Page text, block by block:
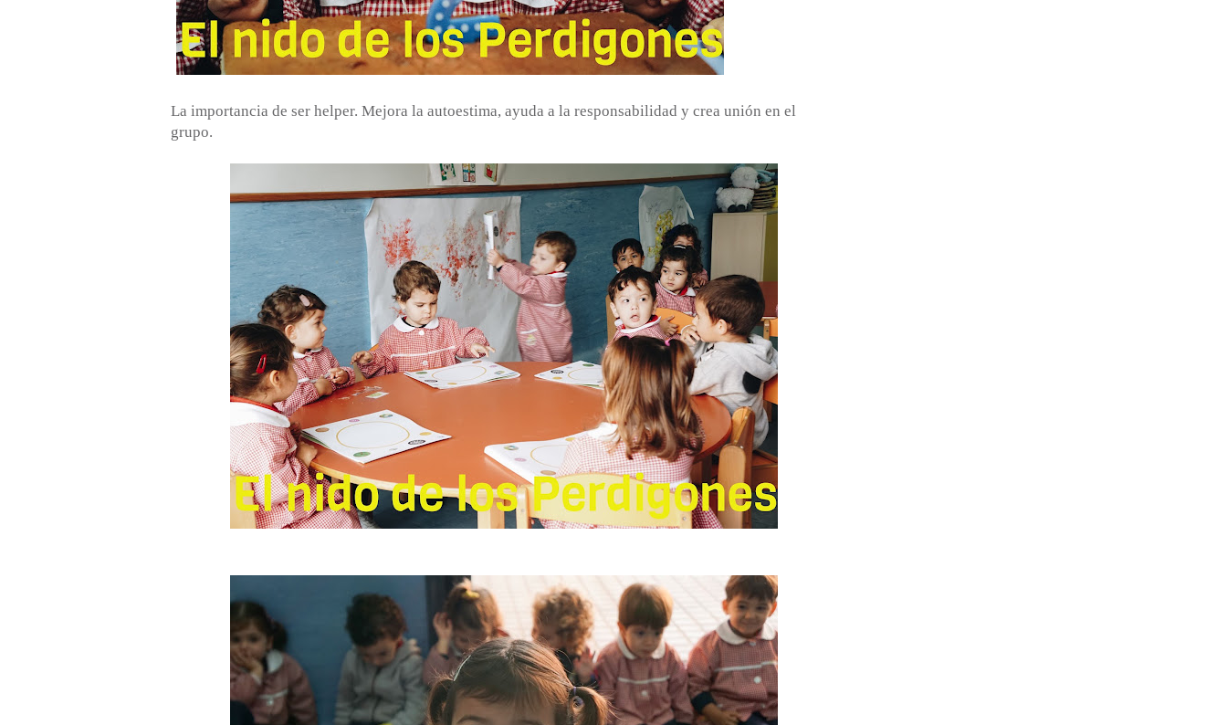
La importancia de ser helper. Mejora la autoestima, ayuda a la responsabilidad y crea unión en el
grupo.